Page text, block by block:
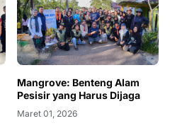
Mangrove: Benteng Alam
Pesisir yang Harus Dijaga
Maret 01, 2026